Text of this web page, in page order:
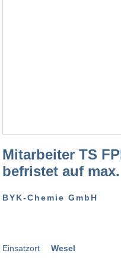
Mitarbeiter TS
befristet auf
BYK-Chemie GmbH
Einsatzort Wesel